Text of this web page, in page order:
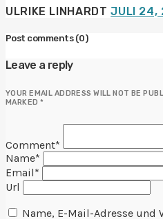
ULRIKE LINHARDT JULI 24,
Post comments(0)
Leave a reply
YOUR EMAIL ADDRESS WILL NOT BE
MARKED *
Comment*
Name*
Email*
Url
Name, E-Mail-Adresse und